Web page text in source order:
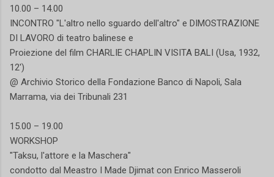
10.00 – 14.00
INCONTRO "L'altro nello sguardo dell'altro" e DIMOSTRAZIONE
DI LAVORO di teatro balinese e
Proiezione del film CHARLIE CHAPLIN VISITA BALI (Usa, 1932,
12')
@ Archivio Storico della Fondazione Banco di Napoli, Sala
Marrama, via dei Tribunali 231
15.00 – 19.00
WORKSHOP
"Taksu, l'attore e la Maschera"
condotto dal Meastro I Made Djimat con Enrico Masseroli